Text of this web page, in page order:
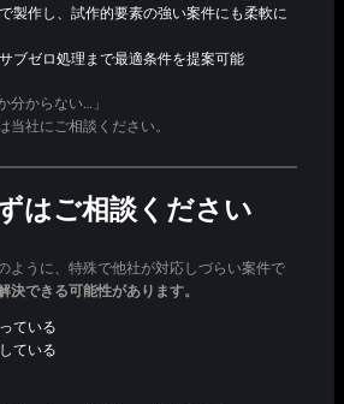
製作し、試作的要素の強い案件にも柔軟に
ブゼロ処理まで最適条件を提案可能
分からない…」
当社にご相談ください。
はご相談ください
ように、特殊で他社が対応しづらい案件で
決できる可能性があります。
ている
ている